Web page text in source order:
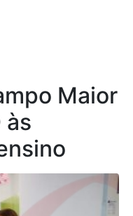
Maior
às